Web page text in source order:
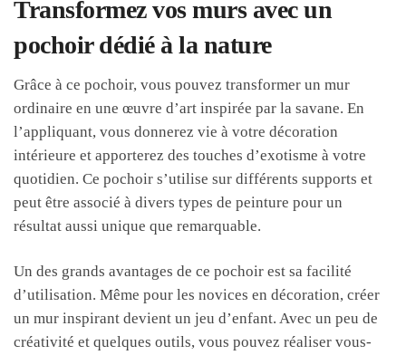
Transformez vos murs avec un
pochoir dédié à la nature
Grâce à ce pochoir, vous pouvez transformer un mur
ordinaire en une œuvre d’art inspirée par la savane. En
l’appliquant, vous donnerez vie à votre décoration
intérieure et apporterez des touches d’exotisme à votre
quotidien. Ce pochoir s’utilise sur différents supports et
peut être associé à divers types de peinture pour un
résultat aussi unique que remarquable.
Un des grands avantages de ce pochoir est sa facilité
d’utilisation. Même pour les novices en décoration, créer
un mur inspirant devient un jeu d’enfant. Avec un peu de
créativité et quelques outils, vous pouvez réaliser vous-